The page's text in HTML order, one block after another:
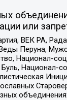
или
ВЕК РА,
Перуна,
Национал-
Национал-